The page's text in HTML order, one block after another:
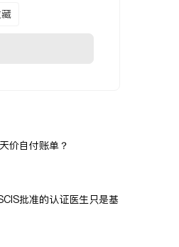
价自付账单？
批准的认证医生只是基